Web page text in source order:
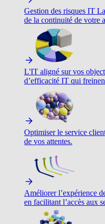
Gestion des risques IT
de la continuité de votre
L'IT aligné sur vos
d’efficacité IT qui
Optimiser le service
de vos attentes.
Améliorer l’expérience
en facilitant l’accès aux